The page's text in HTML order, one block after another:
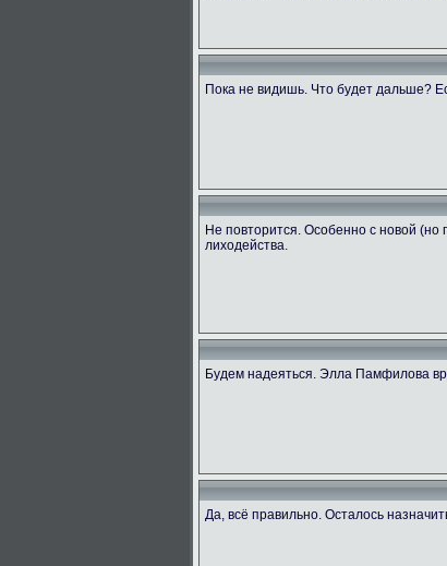
Пока не видишь. Что будет дальше?
Не повторится. Особенно с новой
лиходейства.
Будем надеяться. Элла Памфилова
Да, всё правильно. Осталось